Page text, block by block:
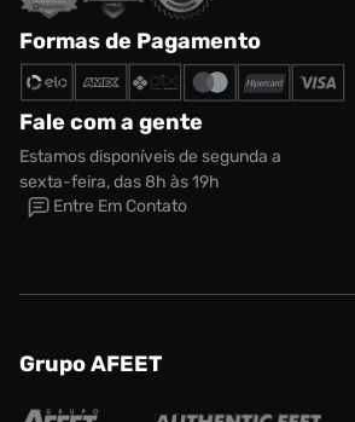
Formas de Pagamento
Fale com a gente
Estamos disponíveis de segunda a
sexta-feira, das 8h às 19h
Entre Em Contato
Grupo AFEET